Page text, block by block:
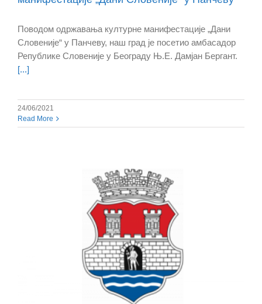
Поводом одржавања културне манифестације „Дани
Словеније“ у Панчеву, наш град је посетио амбасадор
Републике Словеније у Београду Њ.Е. Дамјан Бергант.
[...]
24/06/2021
Read More